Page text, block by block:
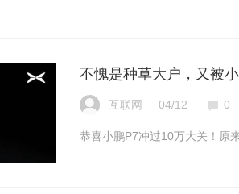
不愧是种草大户，又被
互联网 04/12 0
恭喜小鹏P7冲过10万大关！原